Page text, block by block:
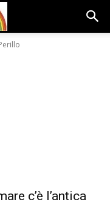
c’è l’antica